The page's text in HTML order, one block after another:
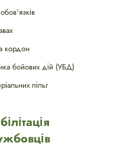
кордон
бойових дій (УБД)
пільг